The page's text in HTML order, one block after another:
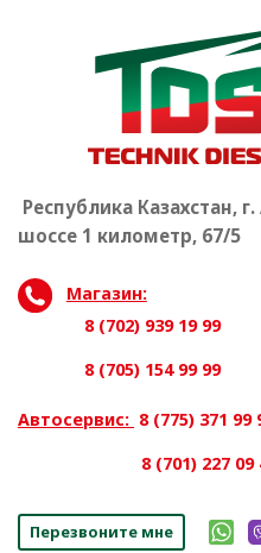
Республика Казахстан,
шоссе 1 километр, 67/5
Магазин:
8 (702) 939 19 99
8 (705) 154 99 99
Автосервис: 8 (775) 371 99
8 (701) 227 09
Перезвоните мне